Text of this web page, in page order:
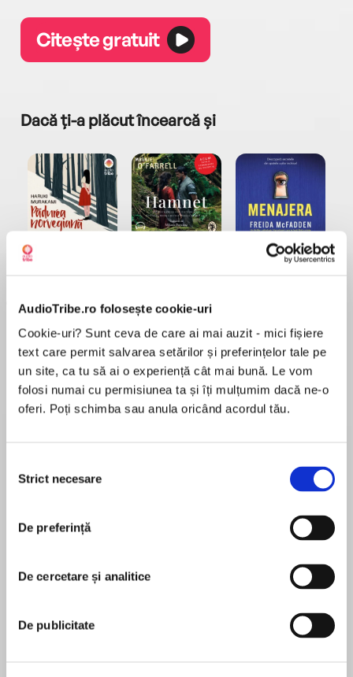
AudioTribe.ro folosește cookie-uri
Cookie-uri? Sunt ceva de care ai mai auzit - mici fișiere
text care permit salvarea setărilor și preferințelor tale pe
un site, ca tu să ai o experiență cât mai bună. Le vom
folosi numai cu permisiunea ta și îți mulțumim dacă ne-o
oferi. Poți schimba sau anula oricând acordul tău.
consimțământului
Strict necesare
De preferință
De cercetare și analitice
De publicitate
Citește gratuit
Dacă ți-a plăcut încearcă și
Pădurea norvegiană
Elita de Argint (Elita
de...
Dani Francis
Diavolul se îmbracă de
la...
Lauren Weisberger
Menajera
Sohn Won-pyung
A plecat din Paris să se uite pe sine. Dragostea
Povestea lui Diane începe în mod brutal cu
moartea soțului și a fetiței sale, eveniment care
oprește în loc, în afară de inima ei, care continuă
să bată. Cu încăpățânare. Dureros. Zadarnic.
MAI MULT